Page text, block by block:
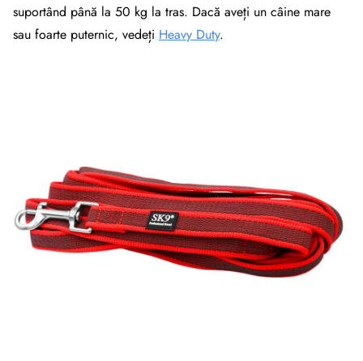
suportând până la 50 kg la tras. Dacă aveți un câine mare
sau foarte puternic, vedeți Heavy Duty.